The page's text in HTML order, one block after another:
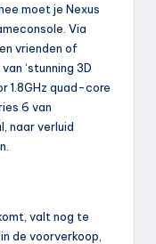
moet je Nexus
Via
vrienden of
‘stunning 3D
1.8GHz quad-core
6 van
naar verluid
valt nog te
de voorverkoop,